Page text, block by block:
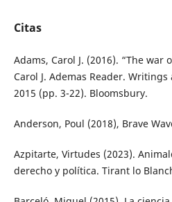
Citas
Adams, Carol J. (2016). “The war
Carol J. Ademas Reader.
2015 (pp. 3-22). Bloomsbury.
Anderson, Poul (2018), Brave
Azpitarte, Virtudes (2023).
derecho y política. Tirant lo